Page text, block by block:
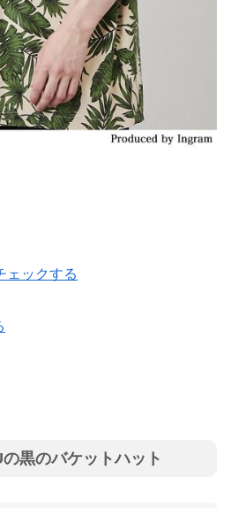
ェックする
黒のバケットハット